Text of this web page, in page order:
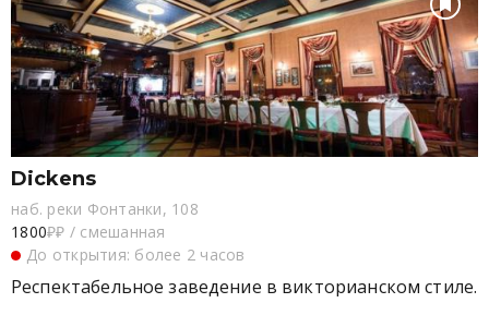
Dickens
наб. реки Фонтанки, 108
1800₽₽ / смешанная
До открытия: более 2 часов
Респектабельное заведение в викторианском стиле.